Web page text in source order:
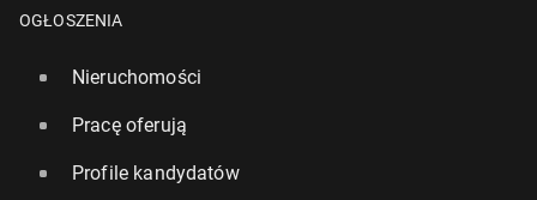
OGŁOSZENIA
Nieruchomości
Pracę oferują
Profile kandydatów